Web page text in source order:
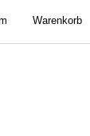
Warenkorb